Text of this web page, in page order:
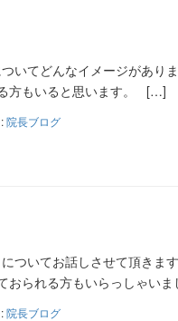
いてどんなイメージがあり
方もいると思います。 […]
院長ブログ
ついてお話しさせて頂きま
おられる方もいらっしゃい
院長ブログ